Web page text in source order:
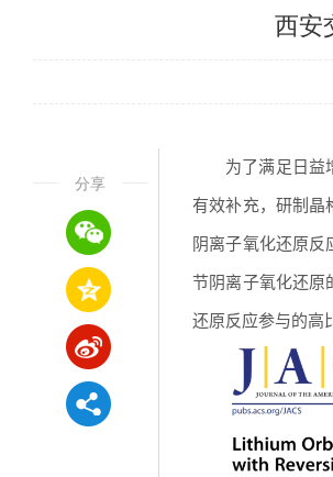
分享
西安
为了满足日益
有效补充，研制晶
阴离子氧化还原
节阴离子氧化还原
还原反应参与的高